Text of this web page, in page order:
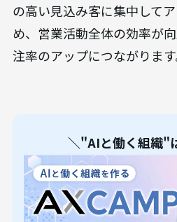
の高い見込み客に集中して
め、営業活動全体の効率が
注率のアップにつながります
＼"AIと働く組織"